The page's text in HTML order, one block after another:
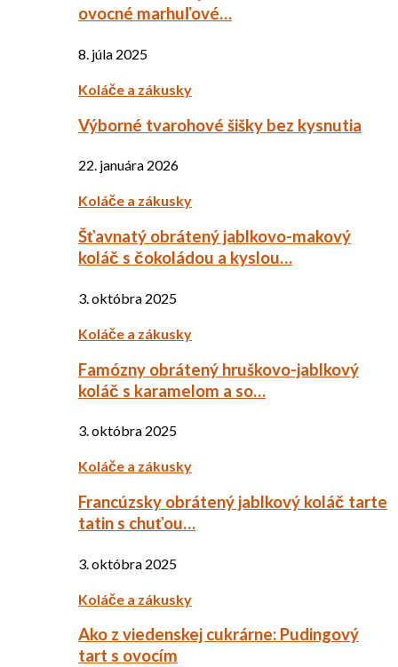
ovocné marhuľové…
8. júla 2025
Koláče a zákusky
Výborné tvarohové šišky bez kysnutia
22. januára 2026
Koláče a zákusky
Šťavnatý obrátený jablkovo-makový
koláč s čokoládou a kyslou…
3. októbra 2025
Koláče a zákusky
Famózny obrátený hruškovo-jablkový
koláč s karamelom a so…
3. októbra 2025
Koláče a zákusky
Francúzsky obrátený jablkový koláč tarte
tatin s chuťou…
3. októbra 2025
Koláče a zákusky
Ako z viedenskej cukrárne: Pudingový
tart s ovocím